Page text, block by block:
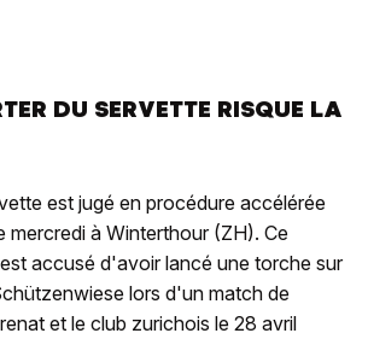
DU SERVETTE RISQUE LA
est jugé en procédure accélérée
mercredi à Winterthour (ZH). Ce
accusé d'avoir lancé une torche sur
lors d'un match de
et le club zurichois le 28 avril